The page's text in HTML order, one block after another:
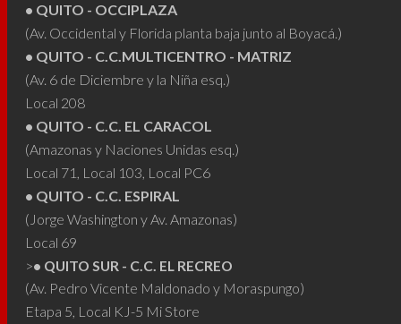
• QUITO - OCCIPLAZA
(Av. Occidental y Florida planta baja junto al Boyacá.)
• QUITO - C.C.MULTICENTRO - MATRIZ
(Av. 6 de Diciembre y la Niña esq.)
Local 208
• QUITO - C.C. EL CARACOL
(Amazonas y Naciones Unidas esq.)
Local 71, Local 103, Local PC6
• QUITO - C.C. ESPIRAL
(Jorge Washington y Av. Amazonas)
Local 69
>• QUITO SUR - C.C. EL RECREO
(Av. Pedro Vicente Maldonado y Moraspungo)
Etapa 5, Local KJ-5 Mi Store